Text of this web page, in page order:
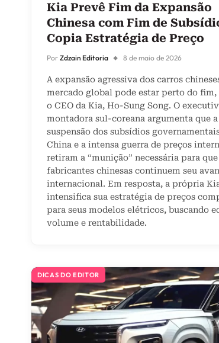
Kia Prevê Fim da Expansão
Chinesa com Fim de
Copia Estratégia de Preço
Por Zdzain Editoria 8 de maio de 2026
A expansão agressiva dos carros
mercado global pode estar perto do fim,
o CEO da Kia, Ho-Sung Song. O
montadora sul-coreana argumenta que a
suspensão dos subsídios
China e a intensa guerra de preços
retiram a “munição” necessária para que
fabricantes chinesas continuem seu
internacional. Em resposta, a própria
intensifica sua estratégia de preços
para seus modelos elétricos, buscando
volume e rentabilidade.
DICAS DO EDITOR